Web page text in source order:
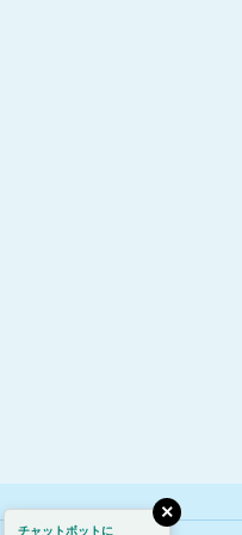
×
チャットボットに